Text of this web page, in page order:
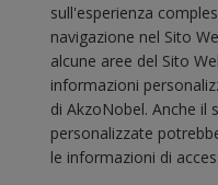
sull'esperienza
navigazione nel Sito
alcune aree del Sito
informazioni
di AkzoNobel. Anche il
personalizzate
le informazioni di